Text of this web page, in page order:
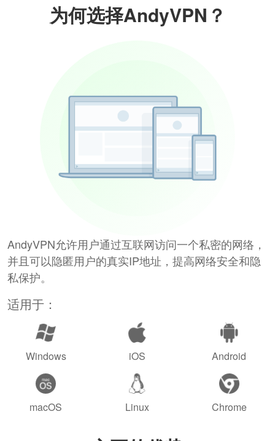
为何选择AndyVPN？
AndyVPN允许用户通过互联网访问一个私密的网络，
并且可以隐匿用户的真实IP地址，提高网络安全和隐
私保护。
适用于：
Windows iOS Android
macOS Linux Chrome